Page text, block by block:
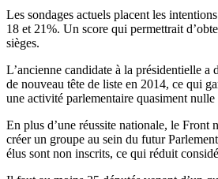
Les sondages actuels placent les
18 et 21%. Un score qui permettrait
sièges.
L’ancienne candidate à la présidentielle a
de nouveau tête de liste en 2014, ce qui
une activité parlementaire quasiment
En plus d’une réussite nationale, le Front
créer un groupe au sein du futur
élus sont non inscrits, ce qui réduit